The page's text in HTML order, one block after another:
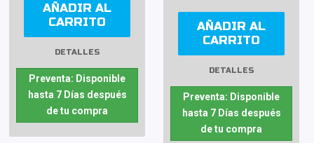
AÑADIR AL
CARRITO
DETALLES
Preventa: Disponible
hasta 7 Días después
de tu compra
AÑADIR AL
CARRITO
DETALLES
Preventa: Disponible
hasta 7 Días después
de tu compra